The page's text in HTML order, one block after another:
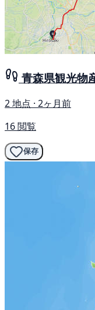
青森県観光物
2 地点 · 2ヶ月前
16 閲覧
保存